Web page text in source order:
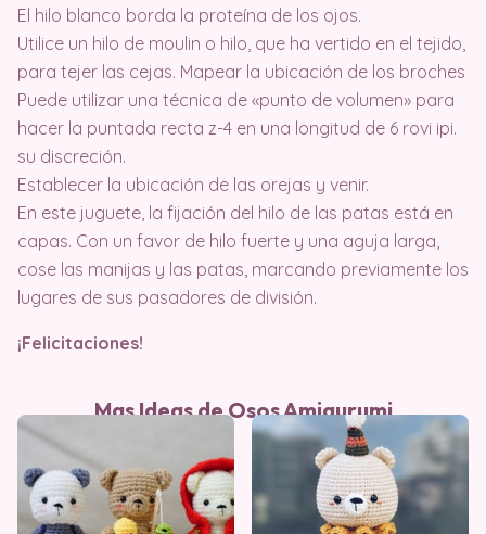
El hilo blanco borda la proteína de los ojos.
Utilice un hilo de moulin o hilo, que ha vertido en el tejido,
para tejer las cejas. Mapear la ubicación de los broches
Puede utilizar una técnica de «punto de volumen» para
hacer la puntada recta z-4 en una longitud de 6 rovi ipi.
su discreción.
Establecer la ubicación de las orejas y venir.
En este juguete, la fijación del hilo de las patas está en
capas. Con un favor de hilo fuerte y una aguja larga,
cose las manijas y las patas, marcando previamente los
lugares de sus pasadores de división.
¡Felicitaciones!
Mas Ideas de Osos Amigurumi